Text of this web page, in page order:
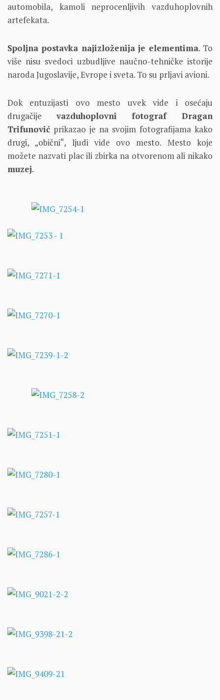
automobila, kamoli neprocenljivih vazduhoplovnih
artefekata.
Spoljna postavka najizloženija je elementima. To
više nisu svedoci uzbudljive naučno-tehničke istorije
naroda Jugoslavije, Evrope i sveta. To su prljavi avioni.
Dok entuzijasti ovo mesto uvek vide i osećaju
drugačije vazduhoplovni fotograf Dragan
Trifunović prikazao je na svojim fotografijama kako
drugi, „obični“, ljudi vide ovo mesto. Mesto koje
možete nazvati plac ili zbirka na otvorenom ali nikako
muzej.